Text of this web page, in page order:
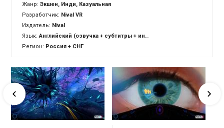
Жанр:Экшен, Инди, Казуальная
Разработчик: Nival VR
Издатель: Nival
Язык:Английский (озвучка + субтитры + интерфейс)
Регион: Россия + СНГ